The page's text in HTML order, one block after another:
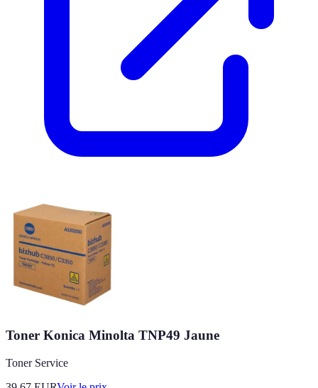
Toner Konica Minolta TNP49 Jaune
Toner Service